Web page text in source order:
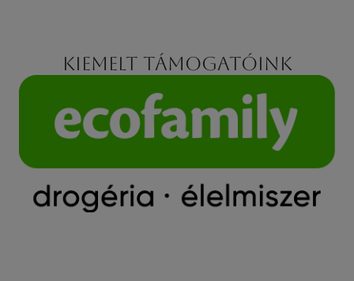
Kiemelt támogatóink